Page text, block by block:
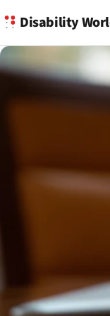
Disability